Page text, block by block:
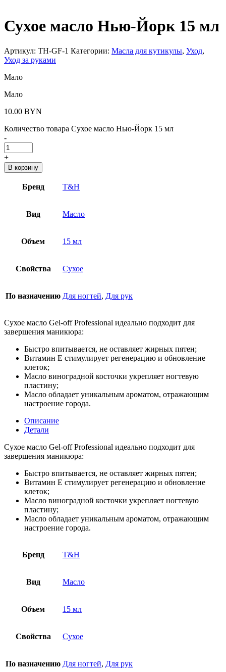
Сухое масло Нью-Йорк 15 мл
Артикул: TH-GF-1 Категории: Масла для кутикулы, Уход,
Уход за руками
Мало
Мало
10.00 BYN
Количество товара Сухое масло Нью-Йорк 15 мл
-
+
В корзину
Бренд T&H
Вид Масло
Объем 15 мл
Свойства Сухое
По назначению Для ногтей, Для рук
Сухое масло Gel-off Professional идеально подходит для
завершения маникюра:
Быстро впитывается, не оставляет жирных пятен;
Витамин Е стимулирует регенерацию и обновление
клеток;
Масло виноградной косточки укрепляет ногтевую
пластину;
Масло обладает уникальным ароматом, отражающим
настроение города.
Описание
Детали
Сухое масло Gel-off Professional идеально подходит для
завершения маникюра:
Быстро впитывается, не оставляет жирных пятен;
Витамин Е стимулирует регенерацию и обновление
клеток;
Масло виноградной косточки укрепляет ногтевую
пластину;
Масло обладает уникальным ароматом, отражающим
настроение города.
Бренд T&H
Вид Масло
Объем 15 мл
Свойства Сухое
По назначению Для ногтей, Для рук